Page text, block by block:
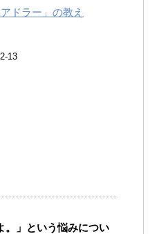
ドラー」の教え
13
。」という悩みについ